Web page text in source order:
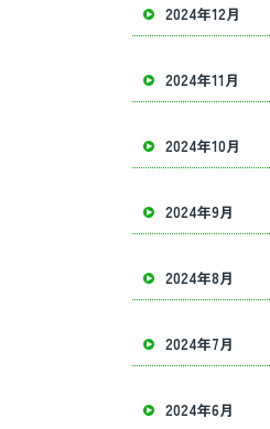
2024年12月
2024年11月
2024年10月
2024年9月
2024年8月
2024年7月
2024年6月